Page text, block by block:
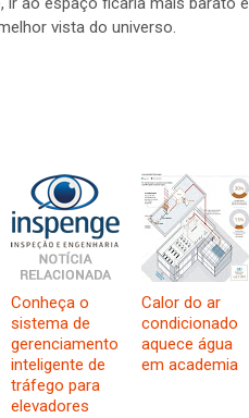
vista do universo.
Conheça o
sistema de
gerenciamento
inteligente de
tráfego para
elevadores
Calor do ar
condicionado
aquece água
em academia